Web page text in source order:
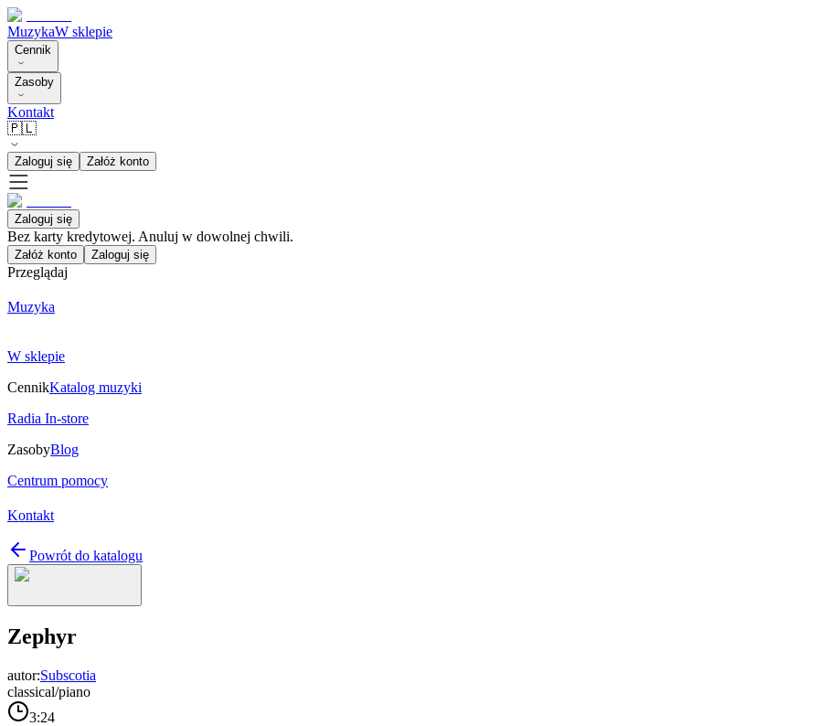
MuzykaW sklepie
Cennik
Zasoby
Kontakt
🇵🇱
Zaloguj się Załóż konto
Zaloguj się
Bez karty kredytowej. Anuluj w dowolnej chwili.
Załóż konto Zaloguj się
Przeglądaj
Muzyka
W sklepie
CennikKatalog muzyki
Radia In-store
ZasobyBlog
Centrum pomocy
Kontakt
Powrót do katalogu
Zephyr
autor:Subscotia
classical/piano
3:24